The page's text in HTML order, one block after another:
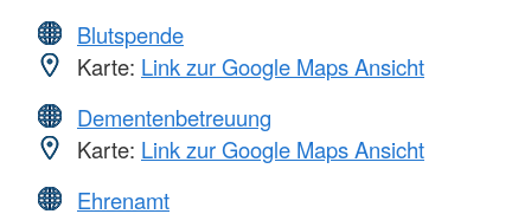
Blutspende
Karte: Link zur Google Maps Ansicht
Dementenbetreuung
Karte: Link zur Google Maps Ansicht
Ehrenamt